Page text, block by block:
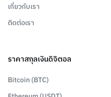
เกี่ยวกับเรา
ติดต่อเรา
ราคาสกุลเงินดิจิตอล
Bitcoin (BTC)